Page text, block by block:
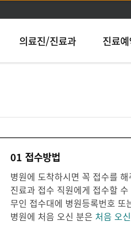
의료진/진료과 진료
01 접수방법
병원에 도착하시면 꼭 접수를
진료과 접수 직원에게 접수할
무인 접수대에 병원등록번호
병원에 처음 오신 분은 처음 오